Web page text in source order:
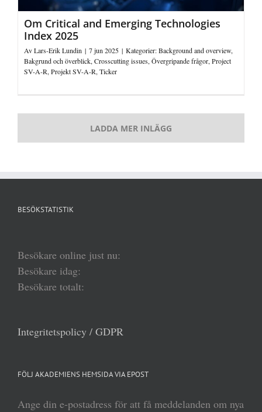
Om Critical and Emerging Technologies
Index 2025
AvLars-Erik Lundin | 7 jun 2025 | Kategorier:Background and overview,
Bakgrund och överblick,Crosscutting issues,Övergripande frågor,Project
SV-A-R,Projekt SV-A-R,Ticker
LADDA MER INLÄGG
BESÖKSTATISTIK
Besökare online just nu:
Besökare idag:
Besökare totalt:
Integritetspolicy / GDPR
FÖLJ AKADEMIENS HEMSIDA VIA EPOST
Ange din e-postadress för att få meddelanden om nya